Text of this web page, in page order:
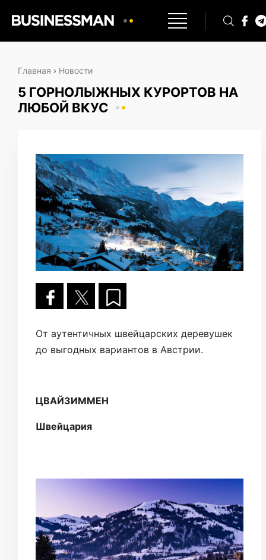
Главная › Новости
5 ГОРНОЛЫЖНЫХ КУРОРТОВ НА
ЛЮБОЙ ВКУС
От аутентичных швейцарских деревушек
до выгодных вариантов в Австрии.
ЦВАЙЗИММЕН
Швейцария